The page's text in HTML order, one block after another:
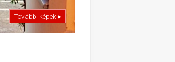
További képek ▸